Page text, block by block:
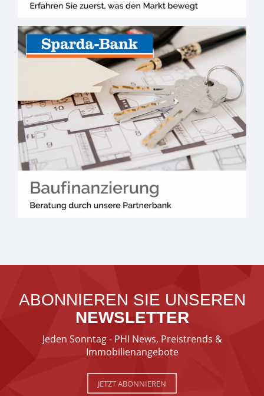
ABONNIEREN SIE UNSEREN
NEWSLETTER
Jeden Sonntag - PHI News, Preistrends &
Immobilienangebote
JETZT ABONNIEREN